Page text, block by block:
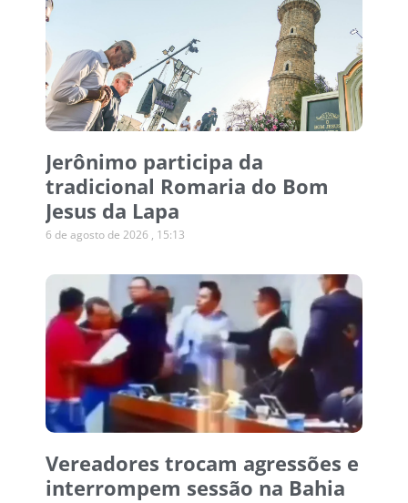
Jerônimo participa da
tradicional Romaria do Bom
Jesus da Lapa
6 de agosto de 2026 15:13
Vereadores trocam agressões e
interrompem sessão na Bahia